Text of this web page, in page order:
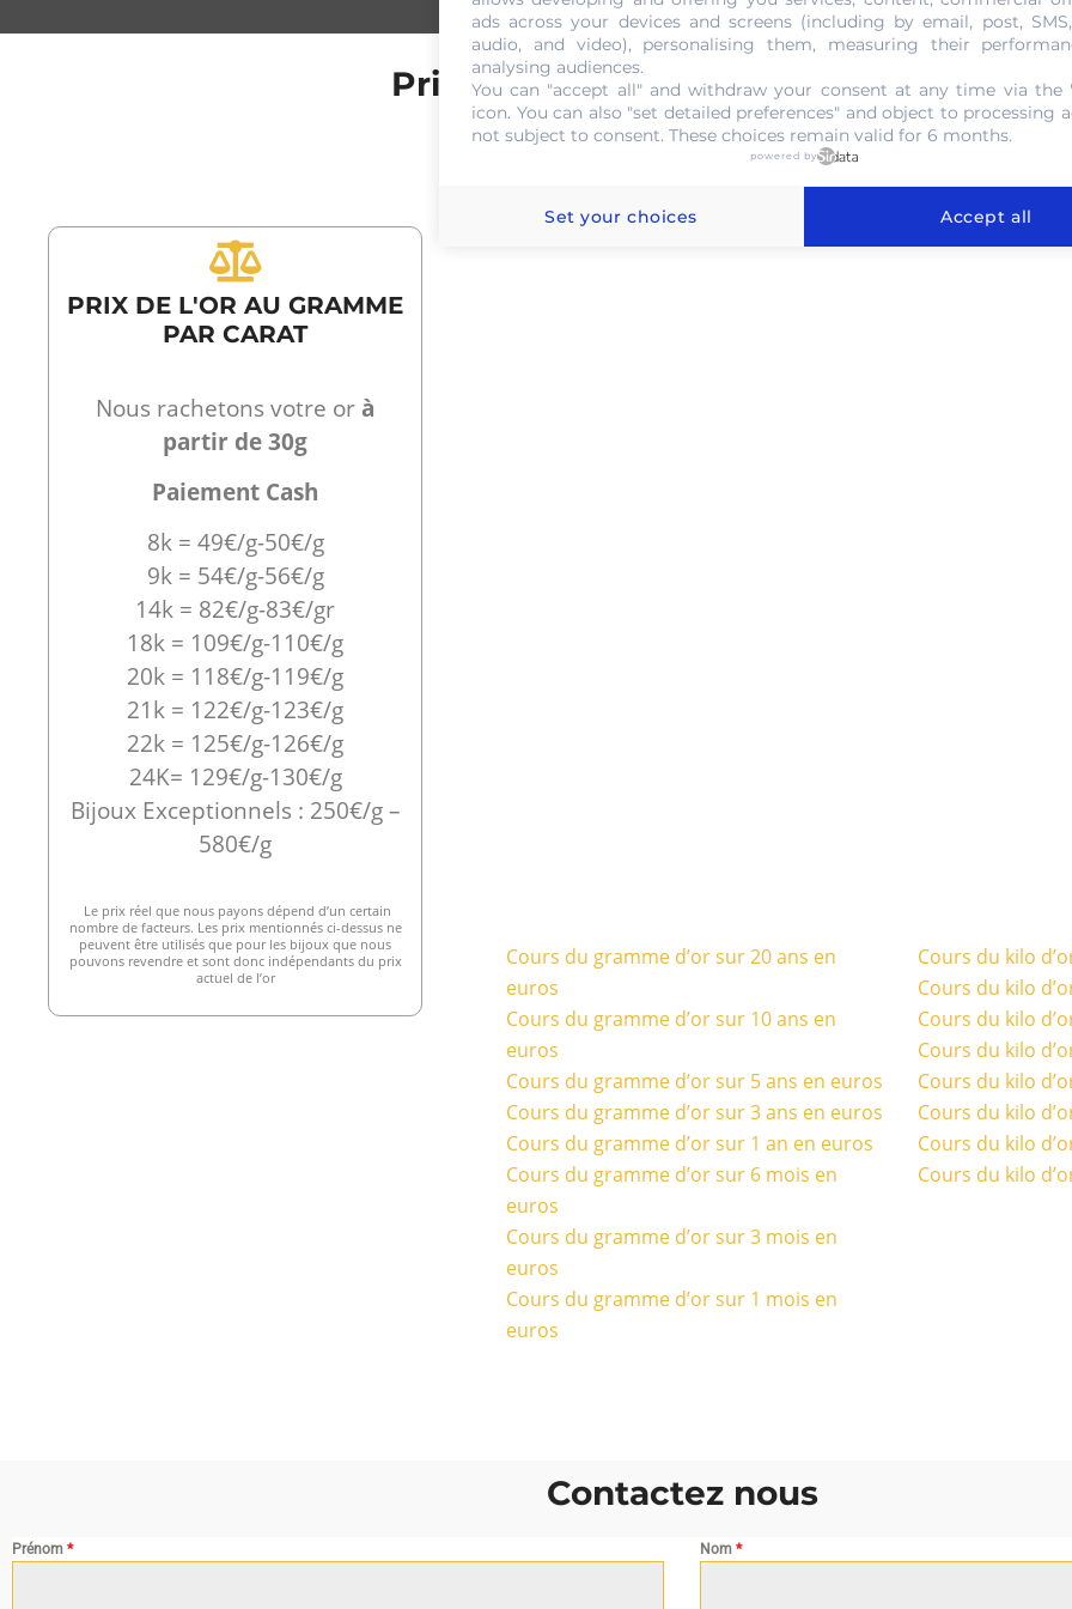
Prix de l'or au gramme à Aywaille
PRIX DE L'OR AU GRAMME
PAR CARAT
Nous rachetons votre orà
partir de 30g
Paiement Cash
8k = 49€/g-50€/g
9k = 54€/g-56€/g
14k = 82€/g-83€/gr
18k = 109€/g-110€/g
20k = 118€/g-119€/g
21k = 122€/g-123€/g
22k = 125€/g-126€/g
24K= 129€/g-130€/g
Bijoux Exceptionnels : 250€/g –
580€/g
Le prix réel que nous payons dépend d’un certain
nombre de facteurs. Les prix mentionnés ci-dessus ne
peuvent être utilisés que pour les bijoux que nous
pouvons revendre et sont donc indépendants du prix
actuel de l’or
Cours du gramme d’or sur 20 ans en
euros
Cours du gramme d’or sur 10 ans en
euros
Cours du gramme d’or sur 5 ans en euros
Cours du gramme d’or sur 3 ans en euros
Cours du gramme d’or sur 1 an en euros
Cours du gramme d’or sur 6 mois en
euros
Cours du gramme d’or sur 3 mois en
euros
Cours du gramme d’or sur 1 mois en
euros
Cours du kilo
Cours du kilo
Cours du kilo
Cours du kilo
Cours du kilo
Cours du kilo
Cours du kilo
Cours du kilo
Contactez nous
Prénom * Nom *
ads across your devices and screens (including by email, post,
audio, and video), personalising them, measuring their
analysing audiences.
You can "accept all" and withdraw your consent at any time via the
icon. You can also "set detailed preferences" and object to processing
not subject to consent. These choices remain valid for 6 months.
powered by
Set your choices Accept all